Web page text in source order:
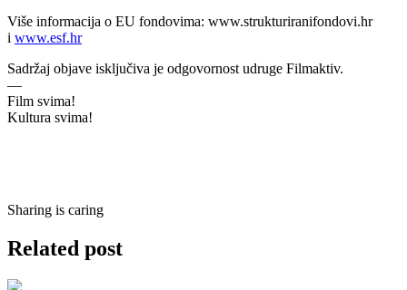
Više informacija o EU fondovima: www.strukturiranifondovi.hr
i www.esf.hr
Sadržaj objave isključiva je odgovornost udruge Filmaktiv.
—
Film svima!
Kultura svima!
Sharing is caring
Related post